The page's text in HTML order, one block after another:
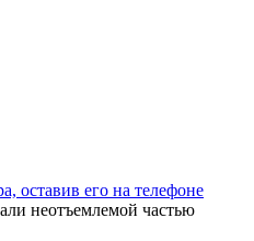
оставив его на телефоне
неотъемлемой частью